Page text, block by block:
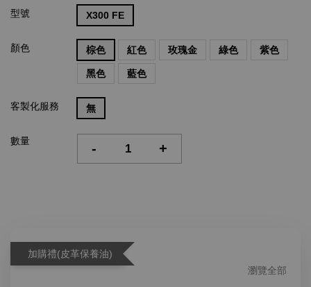
型號 X300 FE
顏色 棕色 紅色 玫瑰金 綠色 紫色
黑色 藍色
客製化服務 無
數量 - +
加購禮(皮革保養油)
瀏覽全部